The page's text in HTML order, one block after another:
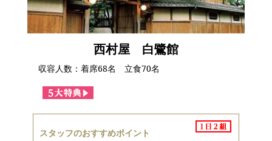
西村屋 白鷺館
収容人数：着席68名 立食70名
スタッフのおすすめポイント